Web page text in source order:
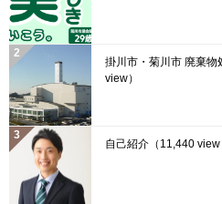
掛川市・菊川市 廃棄物
view）
自己紹介 （11,440 view